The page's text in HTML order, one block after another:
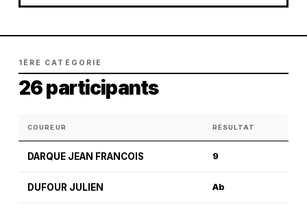
1ÈRE CATÉGORIE
26 participants
COUREUR RÉSULTAT
DARQUE JEAN FRANCOIS 9
DUFOUR JULIEN Ab